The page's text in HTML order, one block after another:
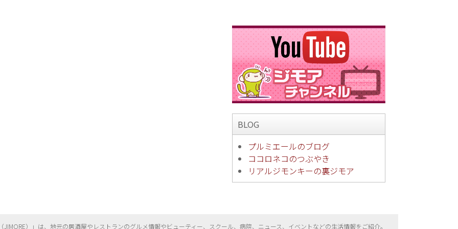
BLOG
プルミエールのブログ
ココロネコのつぶやき
リアルジモンキーの裏ジモア
JIMORE）」は、地元の居酒屋やレストランのグルメ情報やビューティー、 スクール、病院、ニュース、イベントなどの生活情報をご紹介。